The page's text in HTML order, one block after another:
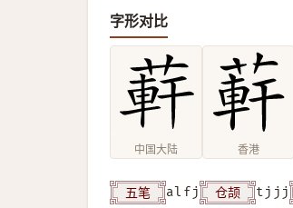
字形对比
中国大陆 香港
五笔 alfj 仓颉 tjjj